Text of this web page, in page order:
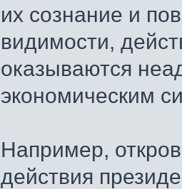
их сознание и
видимости,
оказываются
экономическим
Например,
действия